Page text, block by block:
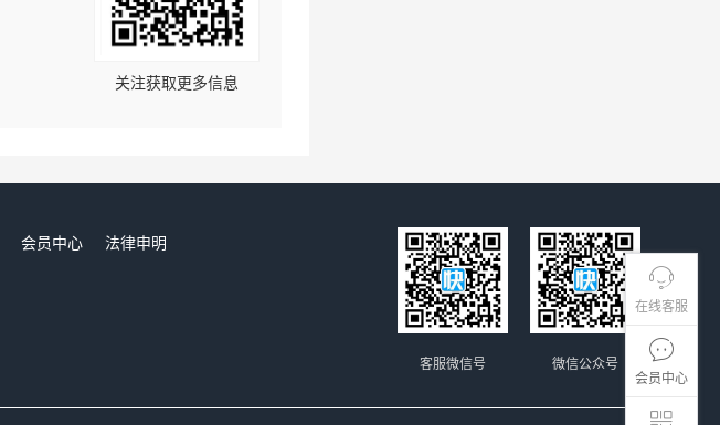
在线客服
会员中心
关注获取更多信息
会员中心
法律申明
微信公众号
客服微信号